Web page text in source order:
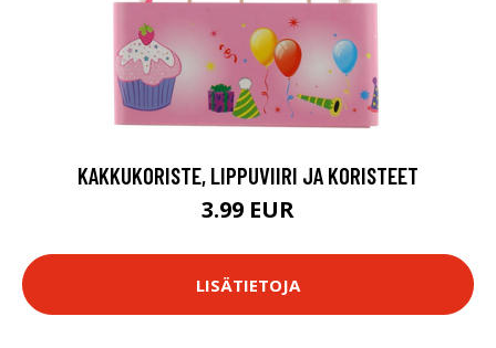
KAKKUKORISTE, LIPPUVIIRI JA KORISTEET
3.99 EUR
LISÄTIETOJA